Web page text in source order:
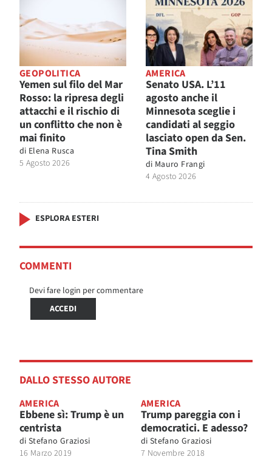
GEOPOLITICA
Yemen sul filo del Mar
Rosso: la ripresa degli
attacchi e il rischio di
un conflitto che non è
mai finito
di Elena Rusca
5 Agosto 2026
AMERICA
Senato USA. L’11
agosto anche il
Minnesota sceglie i
candidati al seggio
lasciato open da Sen.
Tina Smith
di Mauro Frangi
4 Agosto 2026
ESPLORA ESTERI
COMMENTI
Devi fare login per commentare
ACCEDI
DALLO STESSO AUTORE
AMERICA
Ebbene sì: Trump è un
centrista
di Stefano Graziosi
16 Marzo 2019
AMERICA
Trump pareggia con i
democratici. E adesso?
di Stefano Graziosi
7 Novembre 2018